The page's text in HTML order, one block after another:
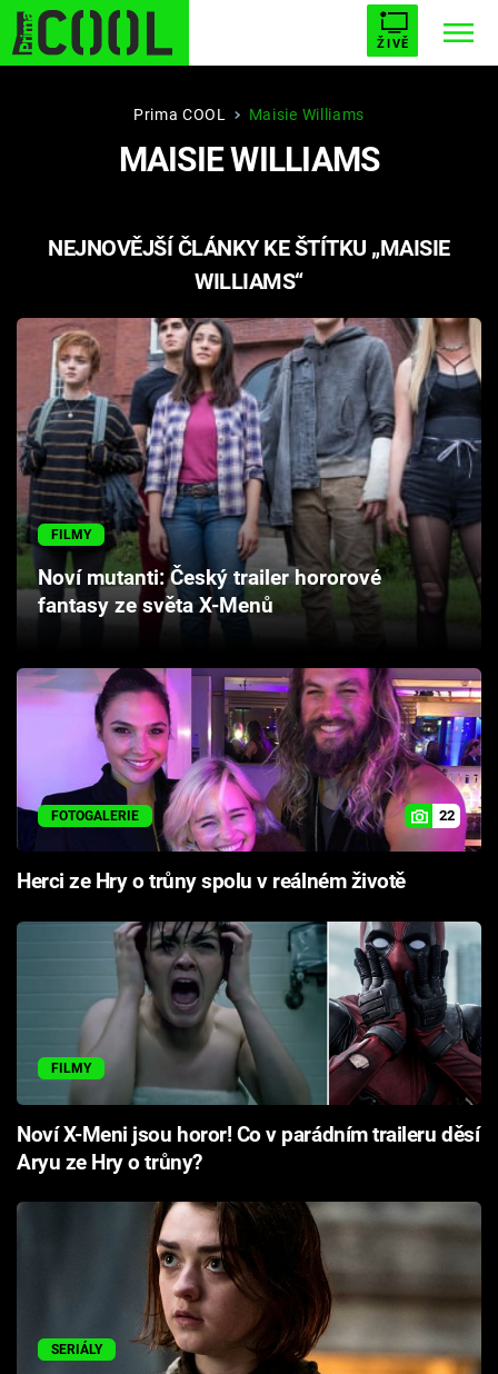
ŽIVĚ
STARHOUSE BUFFY, PŘEMOŽITELKA UPÍRŮ
PLNEJ KOTEL AVENGERS 5
Filmy
Seriály
Hry
Cool Esport
Pořady
TV Program
Sledujte prima+
Přihlášení
Prima COOL Maisie Williams
MAISIE WILLIAMS
NEJNOVĚJŠÍ ČLÁNKY KE ŠTÍTKU „MAISIE
WILLIAMS“
FILMY
Noví mutanti: Český trailer hororové
fantasy ze světa X-Menů
FOTOGALERIE 22
Herci ze Hry o trůny spolu v reálném životě
FILMY
Noví X-Meni jsou horor! Co v parádním traileru děsí
Aryu ze Hry o trůny?
SERIÁLY